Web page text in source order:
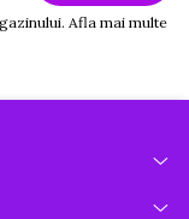
Afla mai multe